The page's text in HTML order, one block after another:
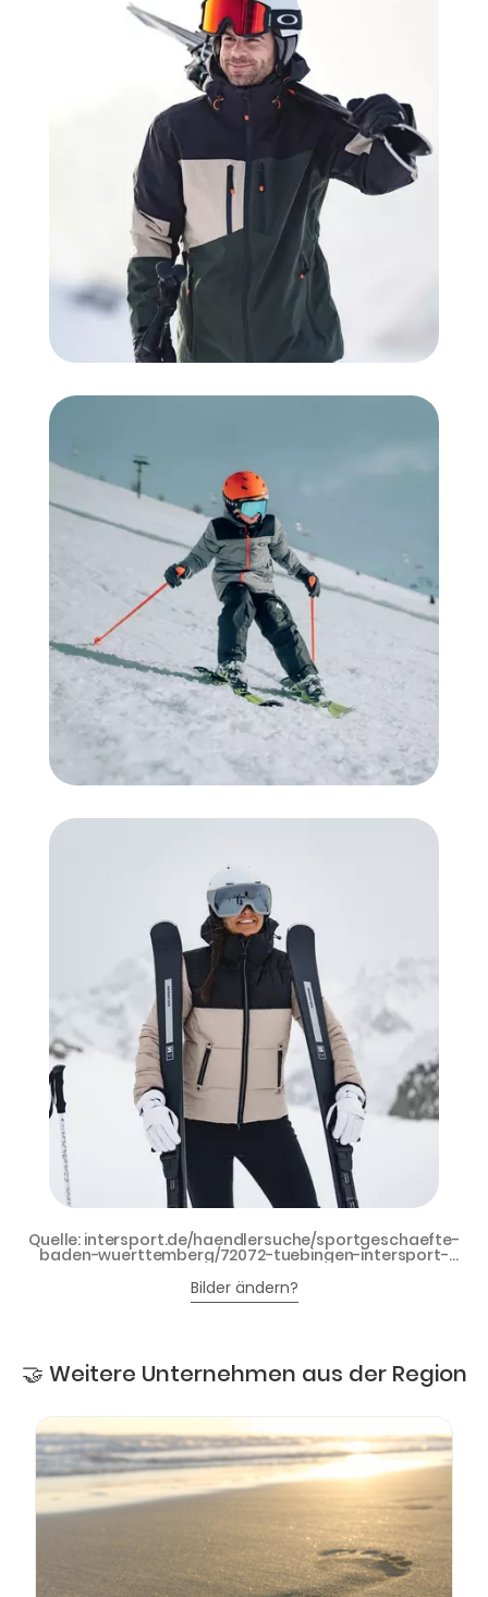
Quelle: intersport.de/haendlersuche/sportgeschaefte-
baden-wuerttemberg/72072-tuebingen-intersport-
raepple-1 - INTERSPORT ADVENTURE
Bilder ändern?
🤝 Weitere Unternehmen aus der Region